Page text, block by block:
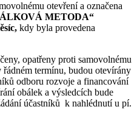
otevření a označena
METODA“
kdy byla provedena
opatřeny proti samovolnému
termínu, budou otevírány
odboru rozvoje a financování
obálek a výsledcích bude
účastníků k nahlédnutí u pí.